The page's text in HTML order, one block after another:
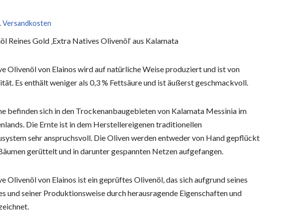
Versandkosten
Reines Gold ‚Extra Natives Olivenöl‘ aus Kalamata
Olivenöl von Elainos wird auf natürliche Weise produziert und ist von
Es enthält weniger als 0,3 % Fettsäure und ist äußerst geschmackvoll.
befinden sich in den Trockenanbaugebieten von Kalamata Messinia im
Die Ernte ist in dem Herstellereigenen traditionellen
sehr anspruchsvoll. Die Oliven werden entweder von Hand gepflückt
gerüttelt und in darunter gespannten Netzen aufgefangen.
Olivenöl von Elainos ist ein geprüftes Olivenöl, das sich aufgrund seines
und seiner Produktionsweise durch herausragende Eigenschaften und